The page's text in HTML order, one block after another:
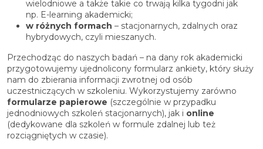
wielodniowe a także takie co trwają kilka tygodni jak
np. E-learning akademicki;
w różnych formach – stacjonarnych, zdalnych oraz
hybrydowych, czyli mieszanych.
Przechodząc do naszych badań – na dany rok akademicki
przygotowujemy ujednolicony formularz ankiety, który służy
nam do zbierania informacji zwrotnej od osób
uczestniczących w szkoleniu. Wykorzystujemy zarówno
formularze papierowe (szczególnie w przypadku
jednodniowych szkoleń stacjonarnych), jak i online
(dedykowane dla szkoleń w formule zdalnej lub też
rozciągniętych w czasie).